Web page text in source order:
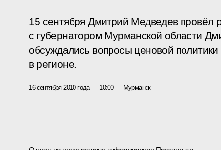
15 сентября Дмитрий Медведев провёл
с губернатором Мурманской области
обсуждались вопросы ценовой
в регионе.
16 сентября 2010 года 10:00 Мурманск